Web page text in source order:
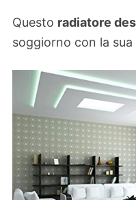
Questo radiatore
soggiorno con la